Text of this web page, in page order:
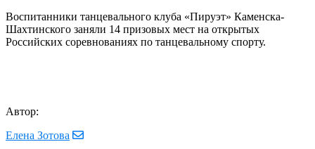
Воспитанники танцевального клуба «Пируэт» Каменска-
Шахтинского заняли 14 призовых мест на открытых
Российских соревнованиях по танцевальному спорту.
Автор:
Елена Зотова